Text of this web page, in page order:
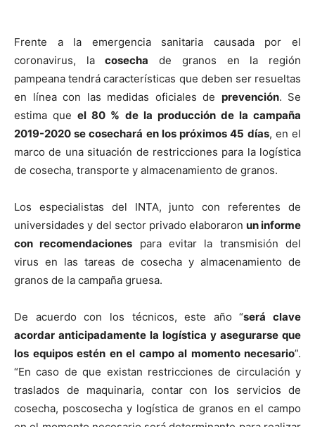
Frente a la emergencia sanitaria causada por el
coronavirus, lacosecha de granos en la región
pampeana tendrá características que deben ser resueltas
en línea con las medidas oficiales de prevención. Se
estima queel 80 % de la producción de la campaña
2019-2020 se cosechará en los próximos 45 días, en el
marco de una situación de restricciones para la logística
de cosecha, transporte y almacenamiento de granos.
Los especialistas del INTA, junto con referentes de
universidades y del sector privado elaboraron un informe
con recomendaciones para evitar la transmisión del
virus en las tareas de cosecha y almacenamiento de
granos de la campaña gruesa.
De acuerdo con los técnicos, este año “será clave
acordar anticipadamente la logística y asegurarse que
los equipos estén en el campo al momento necesario”.
“En caso de que existan restricciones de circulación y
traslados de maquinaria, contar con los servicios de
cosecha, poscosecha y logística de granos en el campo